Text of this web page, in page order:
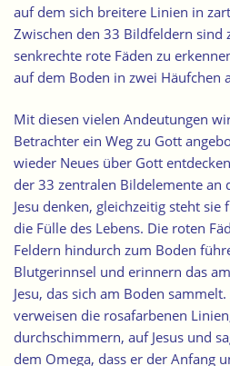
auf dem sich breitere Linien in
Zwischen den 33 Bildfeldern sind
senkrechte rote Fäden zu
auf dem Boden in zwei Häufchen
Mit diesen vielen Andeutungen
Betrachter ein Weg zu Gott
wieder Neues über Gott
der 33 zentralen Bildelemente an
Jesu denken, gleichzeitig steht
die Fülle des Lebens. Die roten
Feldern hindurch zum Boden
Blutgerinnsel und erinnern das
Jesu, das sich am Boden
verweisen die rosafarbenen
durchschimmern, auf Jesus und
dem Omega, dass er der Anfang